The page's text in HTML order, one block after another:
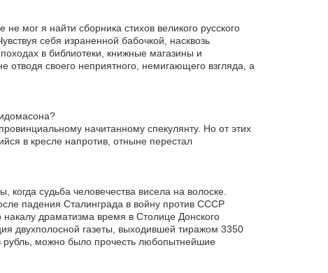
мог я найти сборника стихов великого русского
себя израненной бабочкой, насквозь
в библиотеки, книжные магазины и
отводя своего неприятного, немигающего взгляда, а
начитанному спекулянту. Но от этих
в кресле напротив, отныне перестал
судьба человечества висела на волоске.
падения Сталинграда в войну против СССР
драматизма время в Столице Донского
двухполосной газеты, выходившей тиражом 3350
рубль, можно было прочесть любопытнейшие